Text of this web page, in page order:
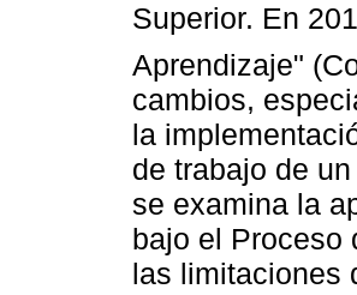
Superior. En
Aprendizaje"
cambios,
la
de trabajo de
se examina la
bajo el Proceso
las limitaciones